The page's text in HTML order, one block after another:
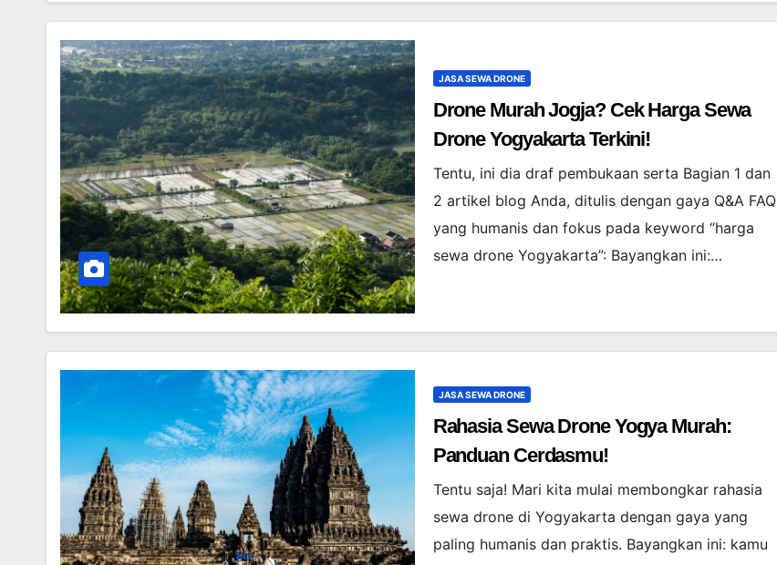
JASA SEWA DRONE
Drone Murah Jogja? Cek Harga Sewa
Drone Yogyakarta Terkini!
Tentu, ini dia draf pembukaan serta Bagian 1 dan
2 artikel blog Anda, ditulis dengan gaya Q&A FAQ
yang humanis dan fokus pada keyword “harga
sewa drone Yogyakarta”: Bayangkan ini:…
JASA SEWA DRONE
Rahasia Sewa Drone Yogya Murah:
Panduan Cerdasmu!
Tentu saja! Mari kita mulai membongkar rahasia
sewa drone di Yogyakarta dengan gaya yang
paling humanis dan praktis. Bayangkan ini: kamu